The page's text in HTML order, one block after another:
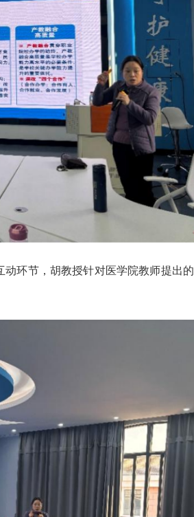
环节，胡教授针对医学院教师提出